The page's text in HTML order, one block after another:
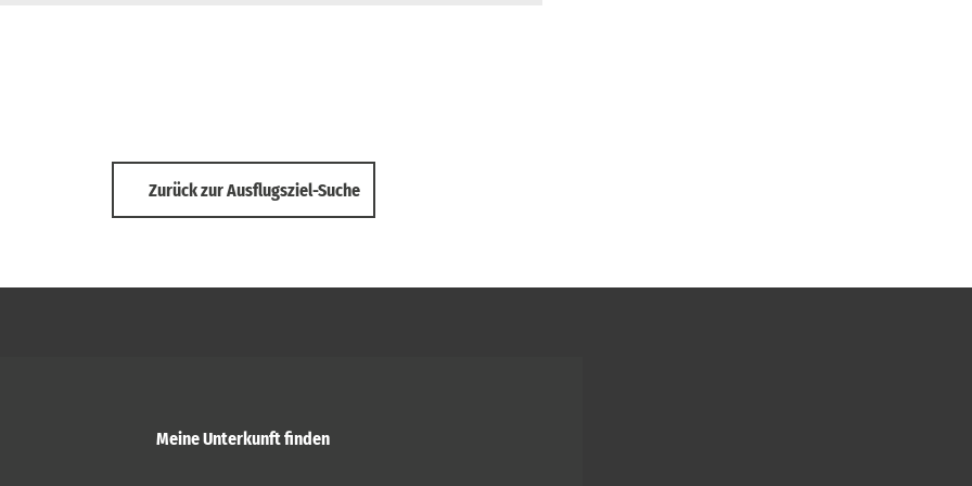
Zurück zur Ausflugsziel-Suche
Meine Unterkunft finden